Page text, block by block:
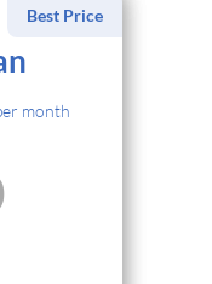
Best Price
month
Payments